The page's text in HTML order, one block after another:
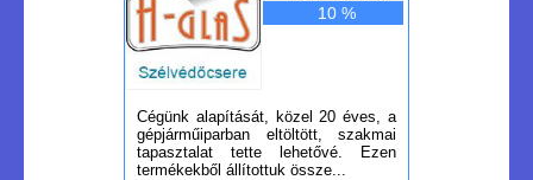
10 %
Cégünk alapítását, közel 20 éves, a
gépjárműiparban eltöltött, szakmai
tapasztalat tette lehetővé. Ezen
termékekből állítottuk össze...